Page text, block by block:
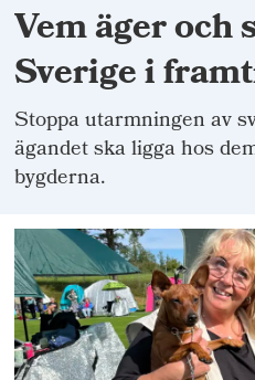
Vem äger och
Sverige i
Stoppa utarmningen av
ägandet ska ligga hos
bygderna.